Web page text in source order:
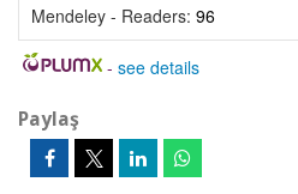
Mendeley - Readers: 96
- see details
Paylaş